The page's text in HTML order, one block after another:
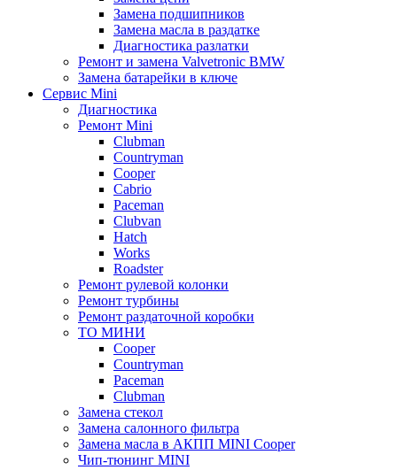
Замена подшипников
Замена масла в раздатке
Диагностика разлатки
Ремонт и замена Valvetronic BMW
Замена батарейки в ключе
Сервис Mini
Диагностика
Ремонт Mini
Clubman
Countryman
Cooper
Cabrio
Paceman
Clubvan
Hatch
Works
Roadster
Ремонт рулевой колонки
Ремонт турбины
Ремонт раздаточной коробки
ТО МИНИ
Cooper
Countryman
Paceman
Clubman
Замена стекол
Замена салонного фильтра
Замена масла в АКПП MINI Cooper
Чип-тюнинг MINI